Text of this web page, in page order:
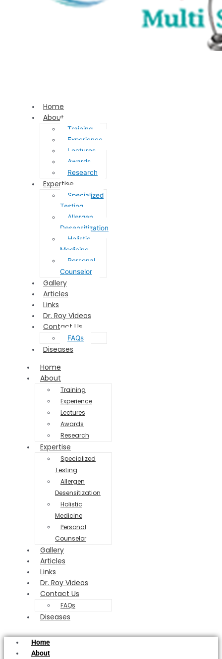
Home
About
Training
Experience
Lectures
Awards
Research
Expertise
Specialized
Testing
Allergen
Desensitization
Holistic
Medicine
Personal
Counselor
Gallery
Articles
Links
Dr. Roy Videos
Contact Us
FAQs
Diseases
Home
About
Training
Experience
Lectures
Awards
Research
Expertise
Specialized
Testing
Allergen
Desensitization
Holistic
Medicine
Personal
Counselor
Gallery
Articles
Links
Dr. Roy Videos
Contact Us
FAQs
Diseases
Home
About